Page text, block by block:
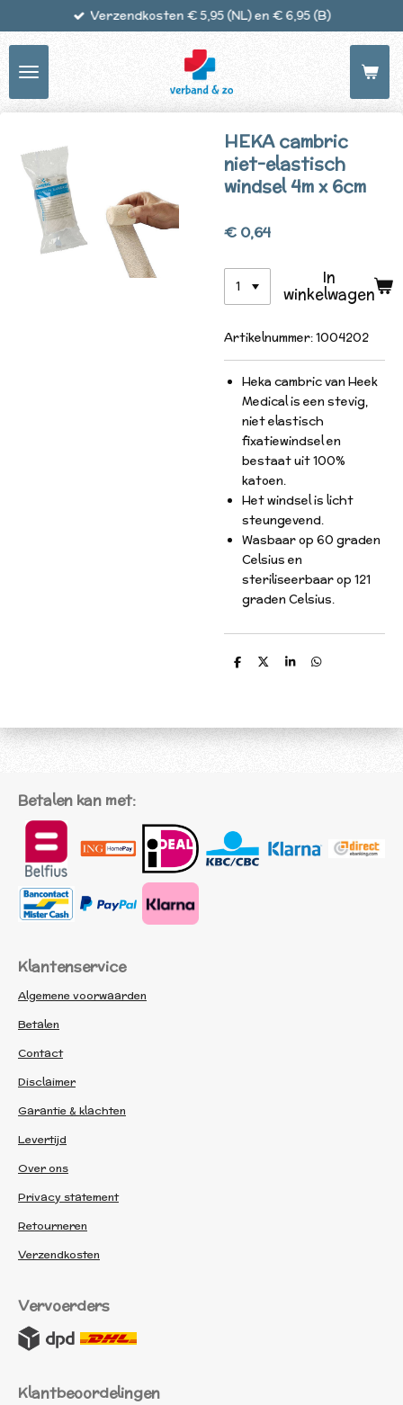
de
hoofdinhoud
Verzendkosten € 5,95 (NL) en € 6,95 (B)
HEKA cambric
niet-elastisch
windsel 4m x 6cm
€ 0,64
In
winkelwagen
Artikelnummer:1004202
Heka cambric van Heek
Medical is een stevig,
niet elastisch
fixatiewindsel en
bestaat uit 100%
katoen.
Het windsel is licht
steungevend.
Wasbaar op 60 graden
Celsius en
steriliseerbaar op 121
graden Celsius.
D
D
S
D
Betalen kan met:
Klantenservice
Algemene voorwaarden
Betalen
Contact
Disclaimer
Garantie & klachten
Levertijd
Over ons
Privacy statement
Retourneren
Verzendkosten
Vervoerders
Klantbeoordelingen